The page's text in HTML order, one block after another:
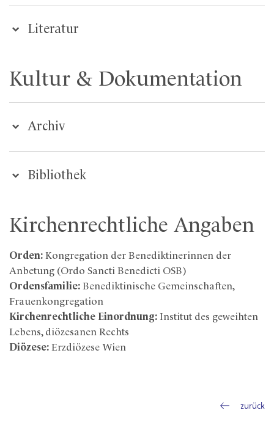
Literatur
Kultur & Dokumentation
Archiv
Bibliothek
Kirchenrechtliche Angaben
Orden: Kongregation der Benediktinerinnen der
Anbetung (Ordo Sancti Benedicti OSB)
Ordensfamilie: Benediktinische Gemeinschaften,
Frauenkongregation
Kirchenrechtliche Einordnung: Institut des geweihten
Lebens, diözesanen Rechts
Diözese: Erzdiözese Wien
zurück